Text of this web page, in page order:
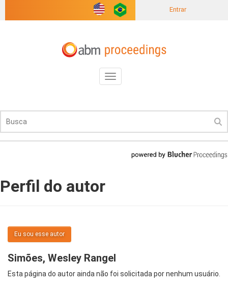
Entrar
Toggle
navigation
Perfil do autor
Eu sou esse autor
Simões, Wesley Rangel
Esta página do autor ainda não foi solicitada por nenhum usuário.